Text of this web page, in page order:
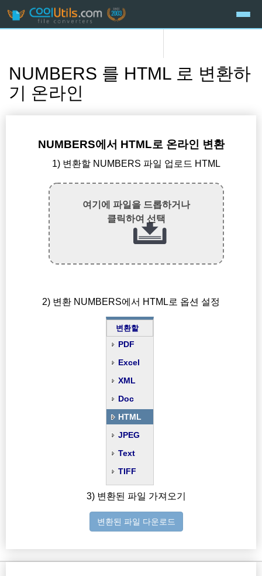
NUMBERS 를 HTML 로 변환하
기 온라인
NUMBERS에서 HTML로 온라인 변환
1) 변환할 NUMBERS 파일 업로드 HTML
여기에 파일을 드롭하거나
클릭하여 선택
2) 변환 NUMBERS에서 HTML로 옵션 설정
변환할
PDF
Excel
XML
Doc
HTML
JPEG
Text
TIFF
3) 변환된 파일 가져오기
변환된 파일 다운로드